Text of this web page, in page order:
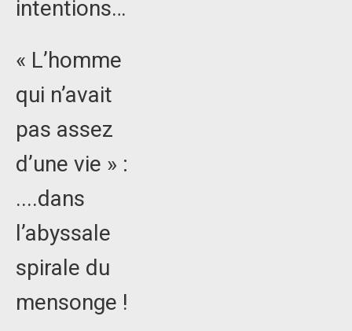
intentions…
« L’homme
qui n’avait
pas assez
d’une vie » :
....dans
l’abyssale
spirale du
mensonge !